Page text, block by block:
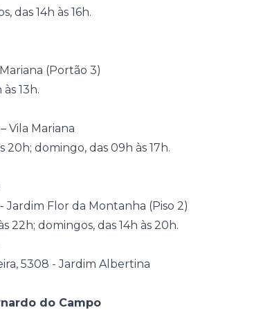
das 14h às 16h.
(Portão 3)
13h.
Vila Mariana
20h; domingo, das 09h às 17h.
Jardim Flor da Montanha (Piso 2)
22h; domingos, das 14h às 20h.
5308 - Jardim Albertina
do Campo